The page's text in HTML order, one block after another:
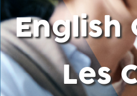
English
Les